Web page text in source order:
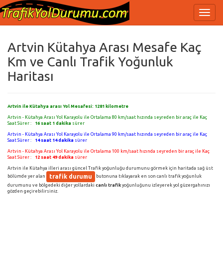
Artvin Kütahya Arası Mesafe Kaç
Km ve Canlı Trafik Yoğunluk
Haritası
Artvin ile Kütahya arası Yol Mesafesi: 1281 kilometre
Artvin - Kütahya Arası Yol Karayolu ile Ortalama 80 km/saat hızında seyreden bir araç ile Kaç
Saat Sürer :
16 saat 1 dakika sürer
Artvin - Kütahya Arası Yol Karayolu ile Ortalama 90 km/saat hızında seyreden bir araç ile Kaç
Saat Sürer :
14 saat 14 dakika sürer
Artvin - Kütahya Arası Yol Karayolu ile Ortalama 100 km/saat hızında seyreden bir araç ile Kaç
Saat Sürer :
12 saat 49 dakika sürer
Artvin ile Kütahya illeri arası güncel Trafik yoğunluğu durumunu görmek için haritada sağ üst
bölümde yer alan
trafik durumu
butonuna tıklayarak en son canlı trafik yoğunluk
durumunu ve bölgedeki diğer yollardaki canlı trafik yoğunluğunu izleyerek yol güzergahınızı
gözden geçirebilirsiniz.